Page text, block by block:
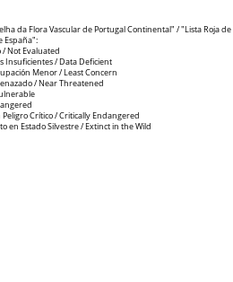
da Flora Vascular de Portugal Continental" / "Lista Roja de
España":
/ Not Evaluated
Insuficientes / Data Deficient
Menor / Least Concern
/ Near Threatened
Peligro Crítico / Critically Endangered
en Estado Silvestre / Extinct in the Wild